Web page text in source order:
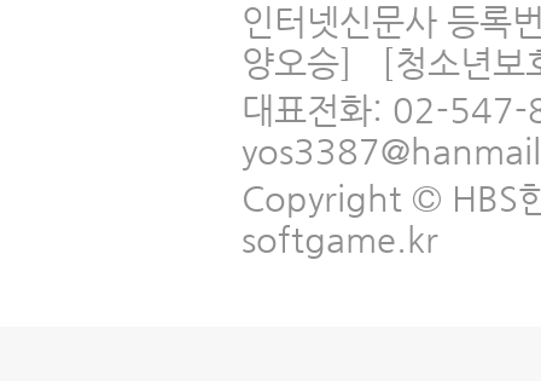
인터넷신문사 등
양오승] [청소년보
대표전화: 02-
Copyright © HBS
softgame.kr